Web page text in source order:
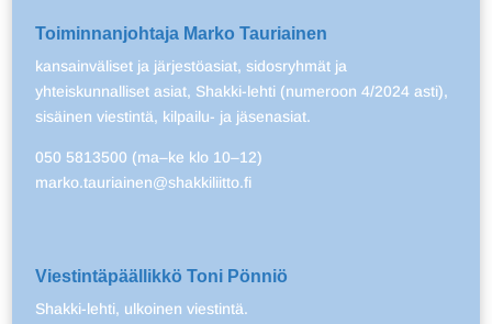
Toiminnanjohtaja Marko Tauriainen
kansainväliset ja järjestöasiat, sidosryhmät ja
yhteiskunnalliset asiat, Shakki-lehti (numeroon 4/2024 asti),
sisäinen viestintä, kilpailu- ja jäsenasiat.
050 5813500 (ma–ke klo 10–12)
marko.tauriainen@shakkiliitto.fi
Viestintäpäällikkö Toni Pönniö
Shakki-lehti, ulkoinen viestintä.